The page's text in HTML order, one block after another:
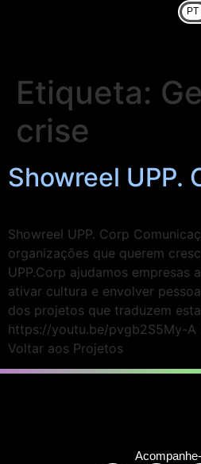
PT
Etiqueta:
crise
Showreel UPP.
Showreel UPP. Corp
organizações que querem
UPP.Corp ajudamos empresas
ativar cultura e envolver
dos projetos que traduzem
https://youtu.be/pvgb2S5My-A
Voltar aos Projetos